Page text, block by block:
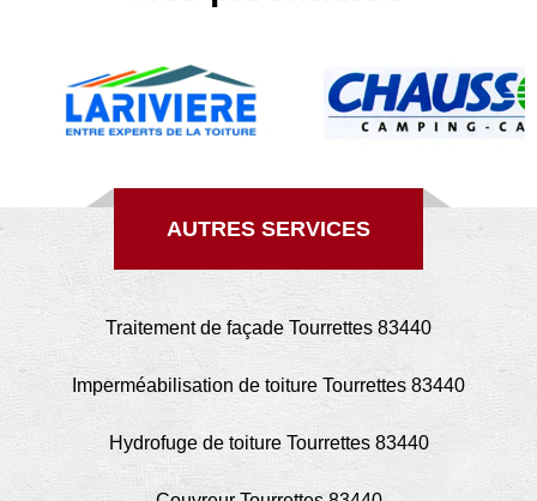
AUTRES SERVICES
Traitement de façade Tourrettes 83440
Imperméabilisation de toiture Tourrettes 83440
Hydrofuge de toiture Tourrettes 83440